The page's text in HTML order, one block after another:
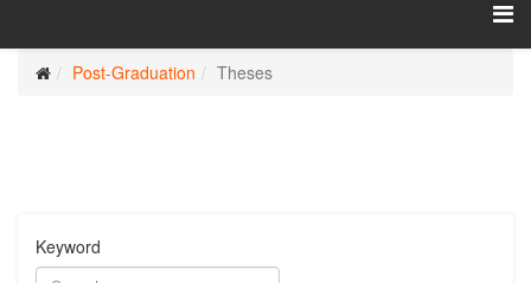
Post-Graduation Theses
Keyword